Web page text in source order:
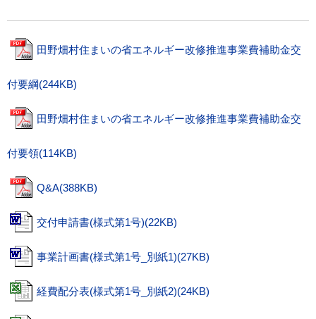
田野畑村住まいの省エネルギー改修推進事業費補助金交
付要綱(244KB)
田野畑村住まいの省エネルギー改修推進事業費補助金交
付要領(114KB)
Q&A(388KB)
交付申請書(様式第1号)(22KB)
事業計画書(様式第1号_別紙1)(27KB)
経費配分表(様式第1号_別紙2)(24KB)